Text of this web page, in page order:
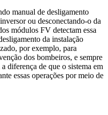
manual de desligamento
ou desconectando-o da
módulos FV detectam essa
da instalação
por exemplo, para
dos bombeiros, e sempre
diferença de que o sistema em
essas operações por meio de